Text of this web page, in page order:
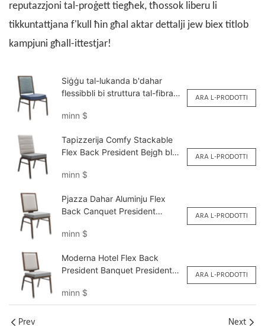
reputazzjoni tal-proġett tiegħek, tħossok liberu li
tikkuntattjana f'kull ħin għal aktar dettalji jew biex titlob
kampjuni għall-ittestjar!
Siġġu tal-lukanda b'dahar
flessibbli bi struttura tal-fibra
ingrossa YY6137 Yumeya
minn $
ARA L-PRODOTTI
Tapizzerija Comfy Stackable
Flex Back President Bejgħ bl-
minn $
ARA L-PRODOTTI
Pjazza Dahar Aluminju Flex
Back Canquet President
minn $
ARA L-PRODOTTI
Moderna Hotel Flex Back
President Banquet President
minn $
ARA L-PRODOTTI
Prev Next